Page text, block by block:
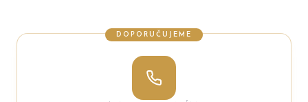
DOPORUČUJEME